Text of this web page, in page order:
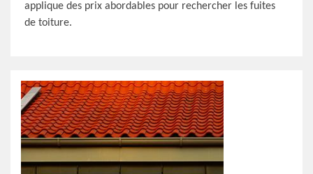
applique des prix abordables pour rechercher les fuites
de toiture.